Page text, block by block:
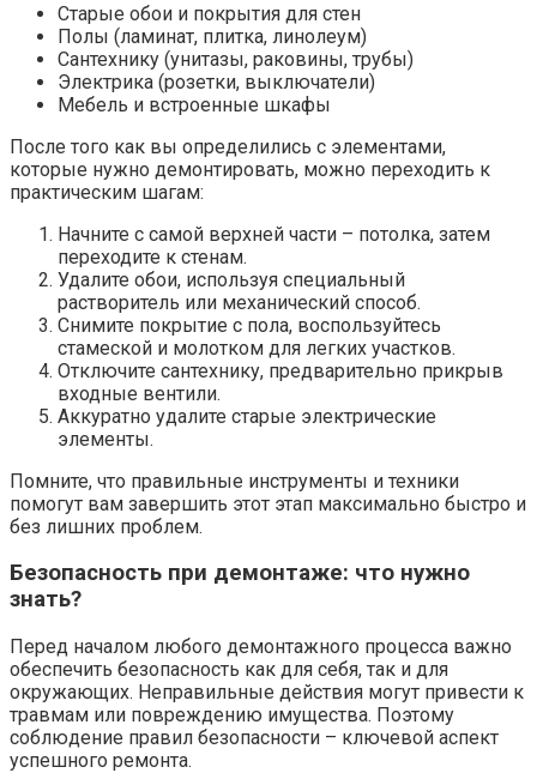
Старые обои и покрытия для стен
Полы (ламинат, плитка, линолеум)
Сантехнику (унитазы, раковины, трубы)
Электрика (розетки, выключатели)
Мебель и встроенные шкафы
После того как вы определились с элементами,
которые нужно демонтировать, можно переходить к
практическим шагам:
Начните с самой верхней части – потолка, затем
переходите к стенам.
Удалите обои, используя специальный
растворитель или механический способ.
Снимите покрытие с пола, воспользуйтесь
стамеской и молотком для легких участков.
Отключите сантехнику, предварительно прикрыв
входные вентили.
Аккуратно удалите старые электрические
элементы.
Помните, что правильные инструменты и техники
помогут вам завершить этот этап максимально быстро и
без лишних проблем.
Безопасность при демонтаже: что нужно
знать?
Перед началом любого демонтажного процесса важно
обеспечить безопасность как для себя, так и для
окружающих. Неправильные действия могут привести к
травмам или повреждению имущества. Поэтому
соблюдение правил безопасности – ключевой аспект
успешного ремонта.